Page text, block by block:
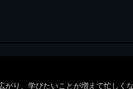
り、学びたいことが増えて忙しくな